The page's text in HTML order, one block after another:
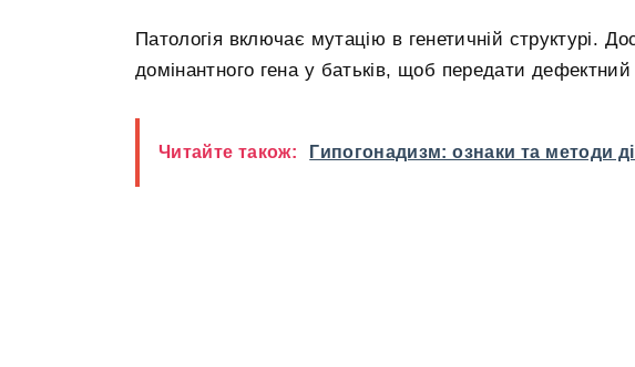
Патологія включає мутацію в генетичній структурі.
домінантного гена у батьків, щоб передати дефектний
Читайте також: Гипогонадизм: ознаки та методи